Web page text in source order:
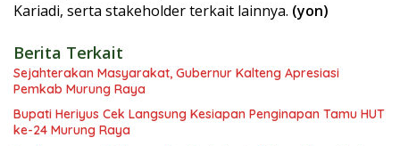
Kariadi, serta stakeholder terkait lainnya. (yon)
Berita Terkait
Sejahterakan Masyarakat, Gubernur Kalteng Apresiasi
Pemkab Murung Raya
Bupati Heriyus Cek Langsung Kesiapan Penginapan Tamu HUT
ke-24 Murung Raya